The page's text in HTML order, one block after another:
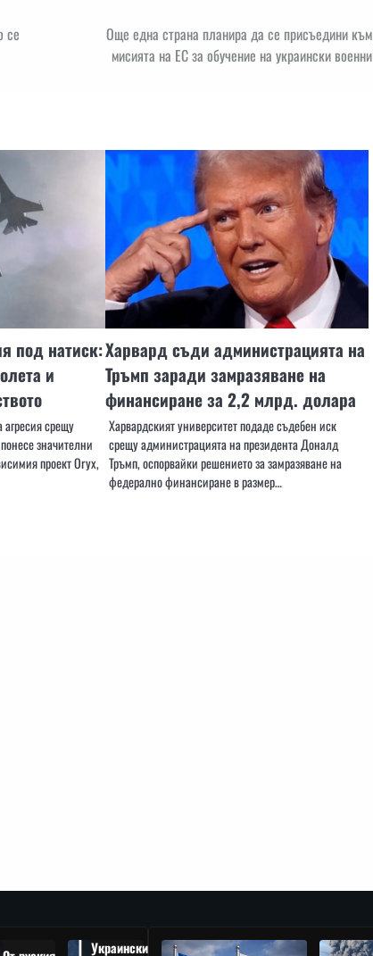
се
Още една страна планира да се присъедини към
мисията на ЕС за обучение на украински военни
под натиск:
и
срещу
значителни
проект Oryx,
Харвард съди администрацията на
Тръмп заради замразяване на
финансиране за 2,2 млрд. долара
Харвардският университет подаде съдебен иск
срещу администрацията на президента Доналд
Тръмп, оспорвайки решението за замразяване на
федерално финансиране в размер…
Украински